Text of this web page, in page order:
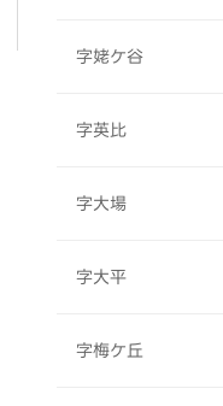
字姥ケ谷
字英比
字大場
字大平
字梅ケ丘